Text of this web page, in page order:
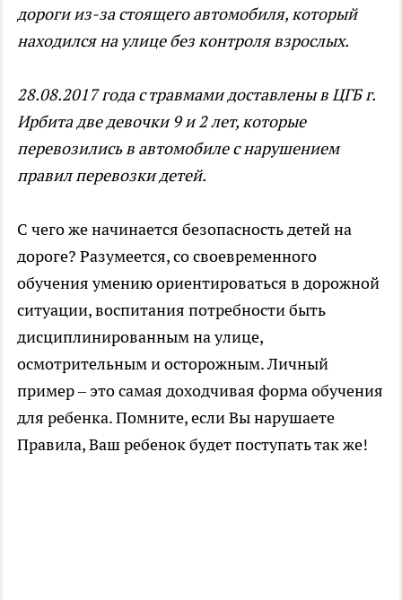
дороги из-за стоящего автомобиля, который
находился на улице без контроля взрослых.
28.08.2017 года с травмами доставлены в ЦГБ г.
Ирбита две девочки 9 и 2 лет, которые
перевозились в автомобиле с нарушением
правил перевозки детей.
С чего же начинается безопасность детей на
дороге? Разумеется, со своевременного
обучения умению ориентироваться в дорожной
ситуации, воспитания потребности быть
дисциплинированным на улице,
осмотрительным и осторожным. Личный
пример – это самая доходчивая форма обучения
для ребенка. Помните, если Вы нарушаете
Правила, Ваш ребенок будет поступать так же!